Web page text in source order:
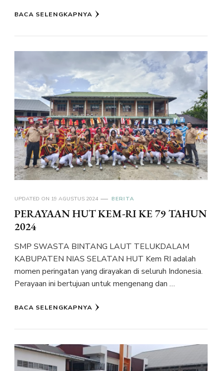
BACA SELENGKAPNYA
UPDATED ON 19 AGUSTUS 2024 BERITA
PERAYAAN HUT KEM-RI KE 79 TAHUN
2024
SMP SWASTA BINTANG LAUT TELUKDALAM
KABUPATEN NIAS SELATAN HUT Kem RI adalah
momen peringatan yang dirayakan di seluruh Indonesia.
Perayaan ini bertujuan untuk mengenang dan …
BACA SELENGKAPNYA